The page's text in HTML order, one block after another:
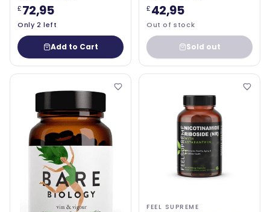
£72,95
Only 2 left
Add to Cart
£42,95
Out of stock
Sold out
FEEL SUPREME